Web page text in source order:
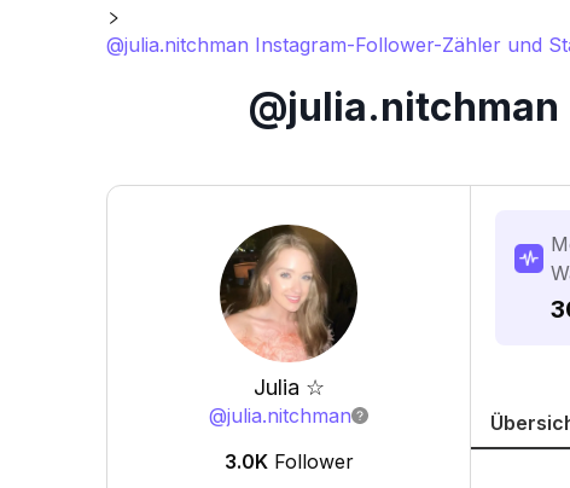
@julia.nitchman Instagram-Follower-Zähler und
Julia ☆
@julia.nitchman
3.0K Follower